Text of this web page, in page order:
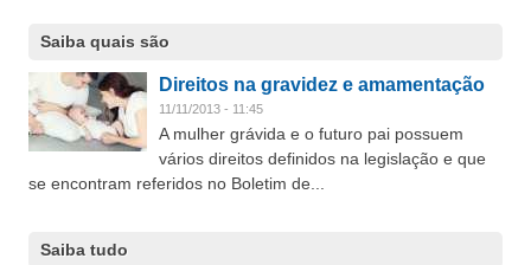
Saiba quais são
Direitos na gravidez e amamentação
11/11/2013 - 11:45
A mulher grávida e o futuro pai possuem
vários direitos definidos na legislação e que
se encontram referidos no Boletim de...
Saiba tudo